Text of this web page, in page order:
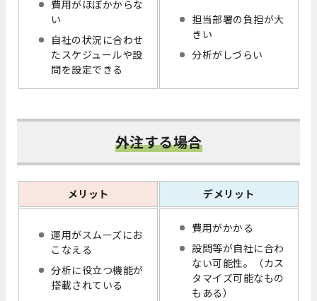
費用がほぼかからな
い
自社の状況に合わせ
たスケジュールや設
問を設定できる
担当部署の負担が大
きい
分析がしづらい
外注する場合
メリット デメリット
運用がスムーズにお
こなえる
分析に役立つ機能が
搭載されている
費用がかかる
設問等が自社に合わ
ない可能性。（カス
タマイズ可能なもの
もある）